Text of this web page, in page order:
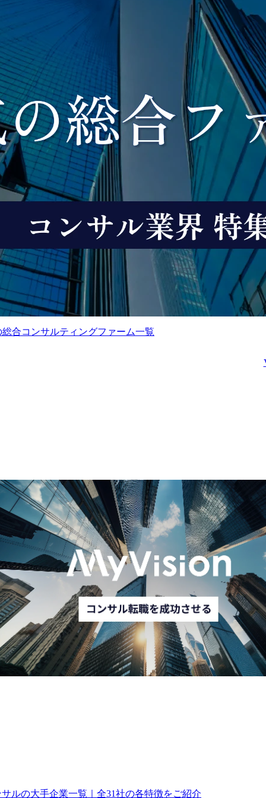
総合コンサルティングファーム一覧
ルの大手企業一覧｜全31社の各特徴をご紹介